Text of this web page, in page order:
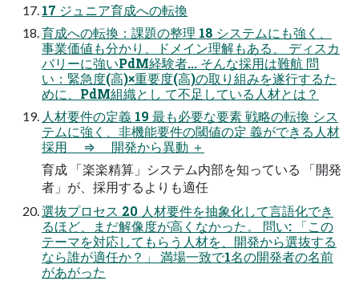
17 ジュニア育成への転換
育成への転換：課題の整理 18 システムにも強く、
事業価値も分かり、ドメイン理解もある、 ディスカ
バリーに強いPdM経験者... そんな採用は難航 問
い：緊急度(高)×重要度(高)の取り組みを遂行するた
めに、PdM組織とし て不足している人材とは？
人材要件の定義 19 最も必要な要素 戦略の転換 シス
テムに強く、非機能要件の閾値の定 義ができる人材
採用 ⇒ 開発から異動 ＋
育成 「楽楽精算」システム内部を知っている 「開発
者」が、採用するよりも適任
選抜プロセス 20 人材要件を抽象化して言語化でき
るほど、まだ解像度が高くなかった。 問い: 「この
テーマを対応してもらう人材を、開発から選抜する
なら誰が適任か？」 満場一致で1名の開発者の名前
があがった